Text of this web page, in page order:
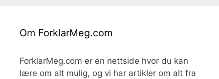
Om ForklarMeg.com
ForklarMeg.com er en nettside hvor du kan
lære om alt mulig, og vi har artikler om alt fra